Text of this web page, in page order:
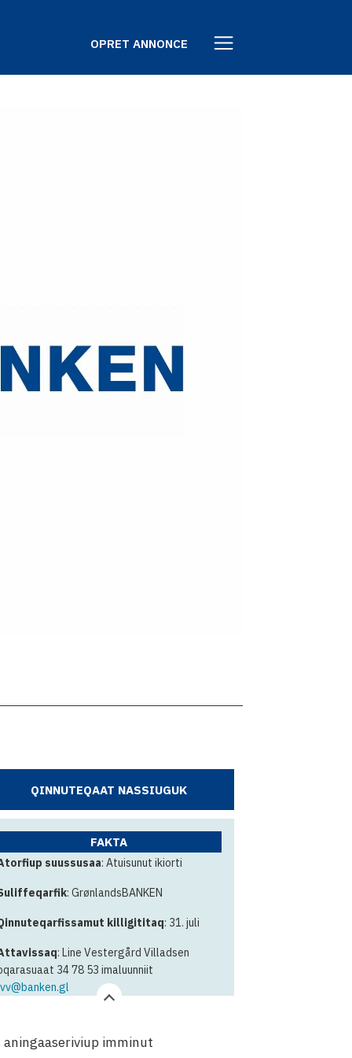
OPRET ANNONCE
QINNUTEQAAT NASSIUGUK
FAKTA
suussusaa: Atuisunut ikiorti
: GrønlandsBANKEN
killigititaq: 31. juli
: Line Vestergård Villadsen
34 78 53 imaluunniit
imminut